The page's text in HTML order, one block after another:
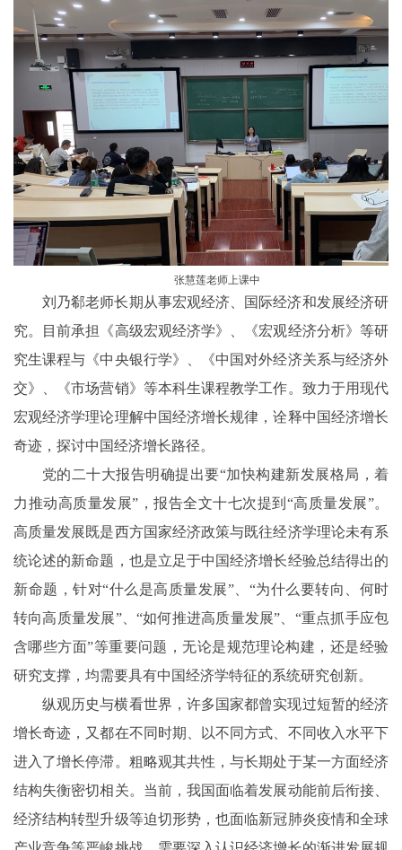
张慧莲老师上课中
刘乃郗老师长期从事宏观经济、 国际经济和发展经济研
究。目前承担《高级宏观经济学》、《宏观经济分析》等研
究生课程与《中央银行学》、《中国对外经济关系与经济外
交》、《市场营销》等本科生课程教学工作。 致力于用现代
宏观经济学理论理解中国经济增长规律，诠释中国经济增长
奇迹， 探讨中国经济增长路径。
党的二十大报告明确提出要“加快构建新发展格局，着
力推动高质量发展”，报告全文十七次提到“高质量发展”。
高质量发展既是西方国家经济政策与既往经济学理论未有系
统论述的新命题，也是立足于中国经济增长经验总结得出的
新命题，针对“什么是高质量发展”、“为什么要转向、何时
转向高质量发展”、“如何推进高质量发展”、“重点抓手应包
含哪些方面”等重要问题，无论是规范理论构建，还是经验
研究支撑，均需要具有中国经济学特征的系统研究创新。
纵观历史与横看世界，许多国家都曾实现过短暂的经济
增长奇迹，又都在不同时期、以不同方式、不同收入水平下
进入了增长停滞。粗略观其共性，与长期处于某一方面经济
结构失衡密切相关。当前，我国面临着发展动能前后衔接、
经济结构转型升级等迫切形势，也面临新冠肺炎疫情和全球